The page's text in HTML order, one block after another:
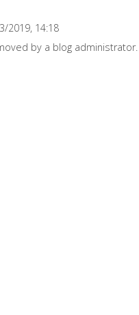
2019, 14:18
by a blog administrator.